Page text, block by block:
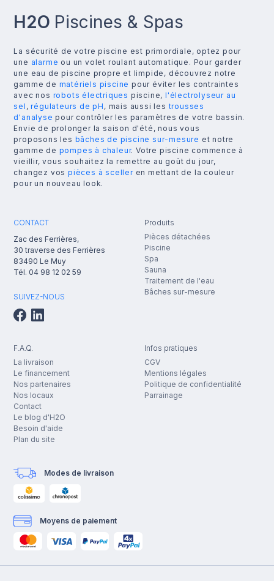
H2O Piscines & Spas
La sécurité de votre piscine est primordiale, optez pour
une alarme ou un volet roulant automatique. Pour garder
une eau de piscine propre et limpide, découvrez notre
gamme de matériels piscine pour éviter les contraintes
avec nos robots électriques piscine, l'électrolyseur au
sel ,régulateurs de pH , mais aussi lestrousses
d'analyse pour contrôler les paramètres de votre bassin.
Envie de prolonger la saison d'été, nous vous
proposons les bâches de piscine sur-mesure et notre
gamme de pompes à chaleur. Votre piscine commence à
vieillir, vous souhaitez la remettre au goût du jour,
changez vos pièces à scelleren mettant de la couleur
pour un nouveau look.
CONTACT
Zac des Ferrières,
30 traverse des Ferrières
83490 Le Muy
Tél. 04 98 12 02 59
SUIVEZ-NOUS
Produits
Pièces détachées
Piscine
Spa
Sauna
Traitement de l'eau
Bâches sur-mesure
F.A.Q.
La livraison
Le financement
Nos partenaires
Nos locaux
Contact
Le blog d'H2O
Besoin d'aide
Plan du site
Infos pratiques
CGV
Mentions légales
Politique de confidentialité
Parrainage
Modes de livraison
Moyens de paiement